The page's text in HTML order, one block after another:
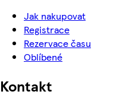
Jak nakupovat
Registrace
Rezervace času
Oblíbené
Kontakt